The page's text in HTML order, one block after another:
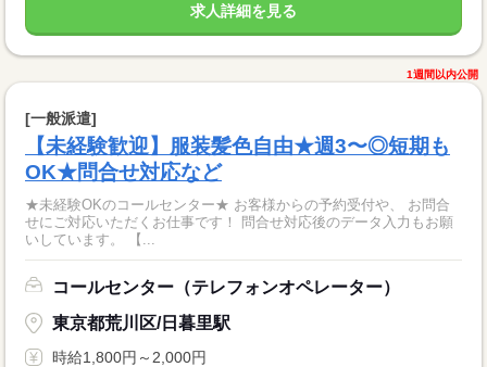
求人詳細を見る
1週間以内公開
[一般派遣]
【未経験歓迎】服装髪色自由★週3〜◎短期も
OK★問合せ対応など
★未経験OKのコールセンター★ お客様からの予約受付や、 お問合
せにご対応いただくお仕事です！ 問合せ対応後のデータ入力もお願
いしています。 【...
コールセンター（テレフォンオペレーター）
東京都荒川区/日暮里駅
時給1,800円～2,000円